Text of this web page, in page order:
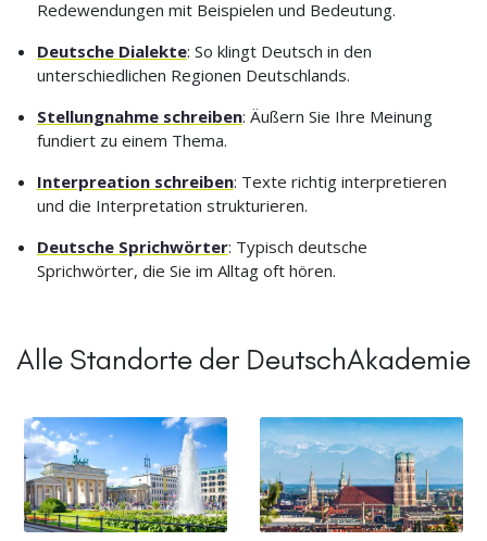
Redewendungen mit Beispielen und Bedeutung.
Deutsche Dialekte: So klingt Deutsch in den
unterschiedlichen Regionen Deutschlands.
Stellungnahme schreiben: Äußern Sie Ihre Meinung
fundiert zu einem Thema.
Interpreation schreiben: Texte richtig interpretieren
und die Interpretation strukturieren.
Deutsche Sprichwörter: Typisch deutsche
Sprichwörter, die Sie im Alltag oft hören.
Alle Standorte der DeutschAkademie